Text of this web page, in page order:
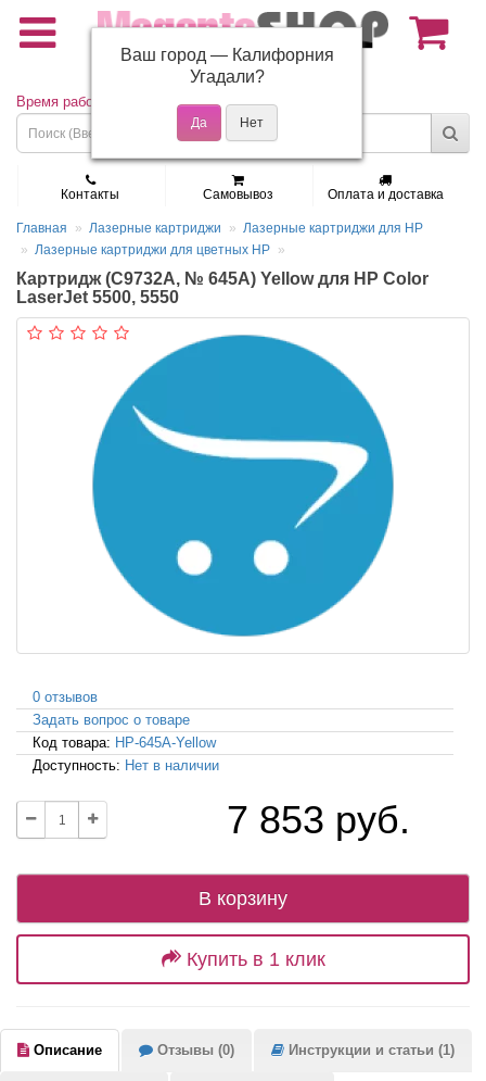
(495) 150-01-37
Время работы: Пн - Пт 9:30 - 19:00
Контакты Самовывоз Оплата и доставка
Главная Лазерные картриджи
Лазерные картриджи для HP
Лазерные картриджи для цветных HP
Картридж (C9732A, № 645A) Yellow для HP Color
LaserJet 5500, 5550
0 отзывов
Задать вопрос о товаре
Код товара: HP-645A-Yellow
Доступность: Нет в наличии
7 853 руб.
В корзину
Купить в 1 клик
Описание Отзывы (0) Инструкции и статьи (1)
Ваш город — Калифорния
Угадали?